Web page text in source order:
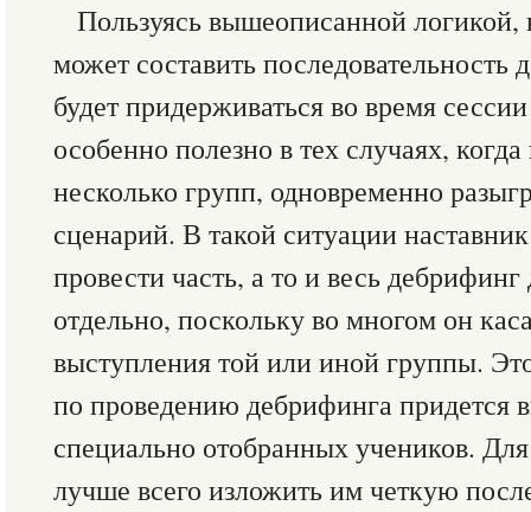
Пользуясь вышеописанной логикой,
может составить последовательность
будет придерживаться во время
особенно полезно в тех случаях, когда
несколько групп, одновременно
сценарий. В такой ситуации
провести часть, а то и весь
отдельно, поскольку во многом он
выступления той или иной группы.
по проведению дебрифинга придется
специально отобранных учеников.
лучше всего изложить им четкую